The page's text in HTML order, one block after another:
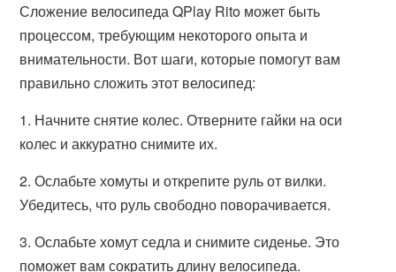
Сложение велосипеда QPlay Rito может быть
процессом, требующим некоторого опыта и
внимательности. Вот шаги, которые помогут вам
правильно сложить этот велосипед:
1. Начните снятие колес. Отверните гайки на оси
колес и аккуратно снимите их.
2. Ослабьте хомуты и открепите руль от вилки.
Убедитесь, что руль свободно поворачивается.
3. Ослабьте хомут седла и снимите сиденье. Это
поможет вам сократить длину велосипеда.